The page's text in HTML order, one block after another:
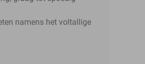
namens het voltallige